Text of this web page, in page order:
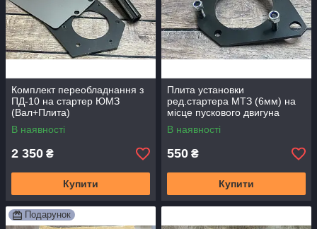
Комплект переобладнання з
ПД-10 на стартер ЮМЗ
(Вал+Плита)
В наявності
2 350 ₴
Купити
Плита установки
ред.стартера МТЗ (6мм) на
місце пускового двигуна
В наявності
550 ₴
Купити
Подарунок